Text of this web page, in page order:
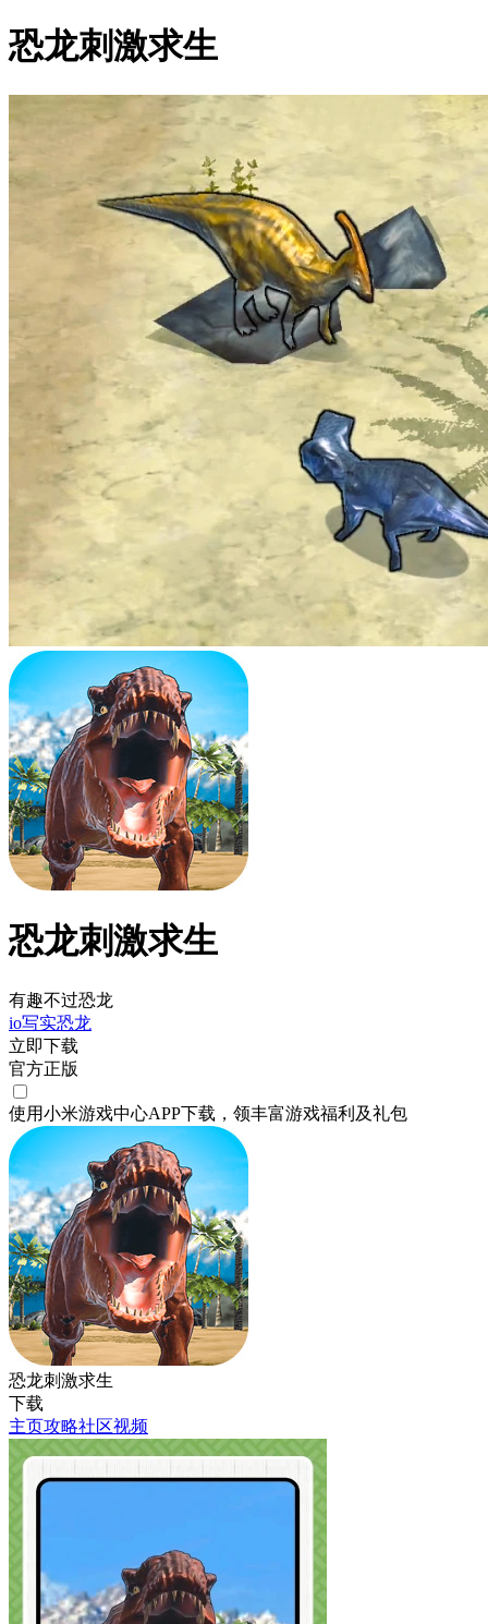
恐龙刺激求生
恐龙刺激求生
有趣不过恐龙
io写实恐龙
立即下载
官方正版
使用小米游戏中心APP下载 ，领丰富游戏福利 及礼包
恐龙刺激求生
下载
主页攻略社区视频